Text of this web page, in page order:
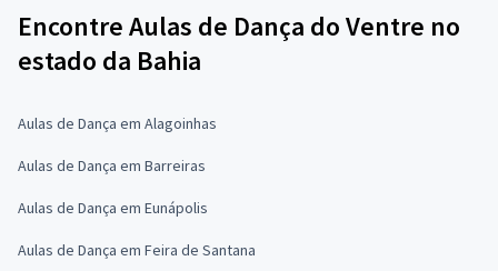
Encontre Aulas de Dança do Ventre no
estado da Bahia
Aulas de Dança em Alagoinhas
Aulas de Dança em Barreiras
Aulas de Dança em Eunápolis
Aulas de Dança em Feira de Santana